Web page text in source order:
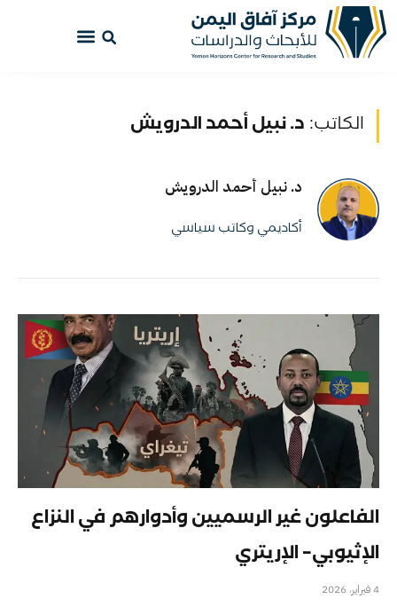
الكاتب:د. نبيل أحمد الدرويش
د. نبيل أحمد الدرويش
أكاديمي وكاتب سياسي
الفاعلون غير الرسميين وأدوارهم في النزاع
الإثيوبي– الإريتري
4 فبراير، 2026